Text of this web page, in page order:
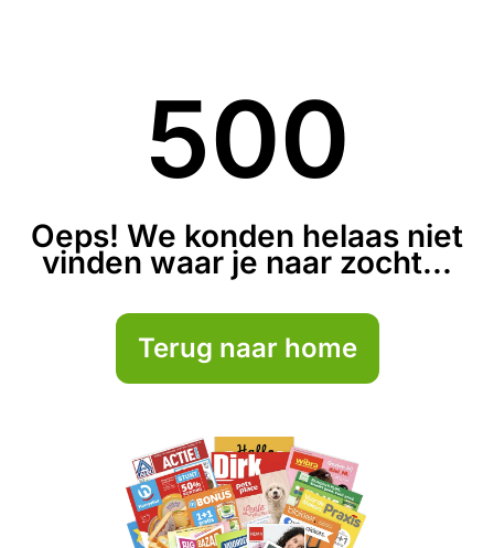
500
Oeps! We konden helaas niet
vinden waar je naar zocht...
Terug naar home